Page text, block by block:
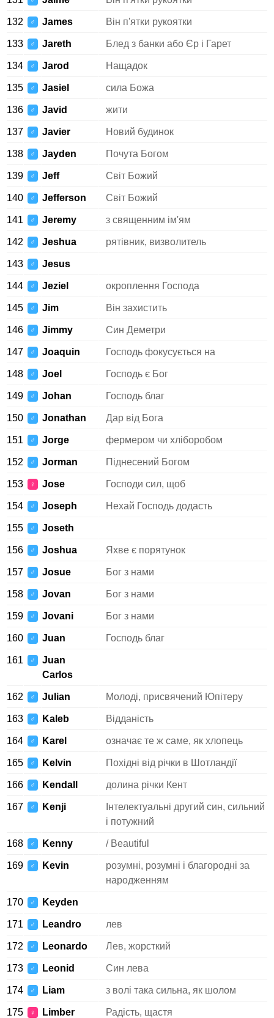
132 ♂ James Він п'ятки рукоятки
133 ♂ Jareth Блед з банки або Єр і Гарет
134 ♂ Jarod Нащадок
135 ♂ Jasiel сила Божа
136 ♂ Javid жити
137 ♂ Javier Новий будинок
138 ♂ Jayden Почута Богом
139 ♂ Jeff Світ Божий
140 ♂ Jefferson Світ Божий
141 ♂ Jeremy з священним ім'ям
142 ♂ Jeshua рятівник, визволитель
143 ♂ Jesus
144 ♂ Jeziel окроплення Господа
145 ♂ Jim Він захистить
146 ♂ Jimmy Син Деметри
147 ♂ Joaquin Господь фокусується на
148 ♂ Joel Господь є Бог
149 ♂ Johan Господь благ
150 ♂ Jonathan Дар від Бога
151 ♂ Jorge фермером чи хліборобом
152 ♂ Jorman Піднесений Богом
153 ♀ Jose Господи сил, щоб
154 ♂ Joseph Нехай Господь додасть
155 ♂ Joseth
156 ♂ Joshua Яхве є порятунок
157 ♂ Josue Бог з нами
158 ♂ Jovan Бог з нами
159 ♂ Jovani Бог з нами
160 ♂ Juan Господь благ
161 ♂
Juan
Carlos
162 ♂ Julian Молоді, присвячений Юпітеру
163 ♂ Kaleb Відданість
164 ♂ Karel означає те ж саме, як хлопець
165 ♂ Kelvin Похідні від річки в Шотландії
166 ♂ Kendall долина річки Кент
167 ♂ Kenji
Інтелектуальні другий син, сильний
і потужний
168 ♂ Kenny / Beautiful
169 ♂ Kevin
розумні, розумні і благородні за
народженням
170 ♂ Keyden
171 ♂ Leandro лев
172 ♂ Leonardo Лев, жорсткий
173 ♂ Leonid Син лева
174 ♂ Liam з волі така сильна, як шолом
175 ♀ Limber Радість, щастя